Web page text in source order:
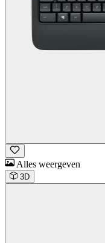
Alles weergeven
3D